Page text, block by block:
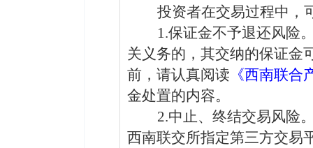
投资者在交易过程中，
1.保证金不予退还风险
关义务的， 其交纳的保证金
前，请认真阅读 《西南联
金处置的内容。
2.中止、终结交易风险
西南联交所指定第三方交易